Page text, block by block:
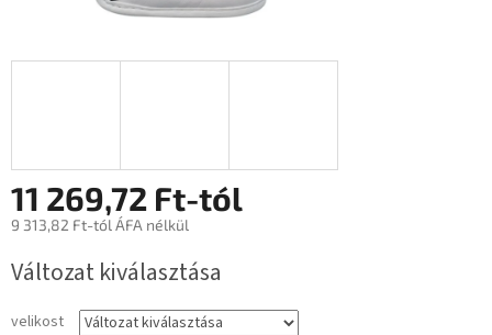
11 269,72 Ft-tól
9 313,82 Ft-tól ÁFA nélkül
Változat kiválasztása
velikost